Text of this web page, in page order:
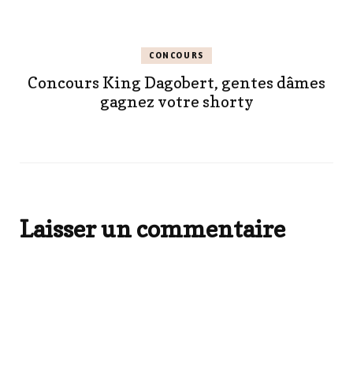
CONCOURS
Concours King Dagobert, gentes dâmes
gagnez votre shorty
Laisser un commentaire